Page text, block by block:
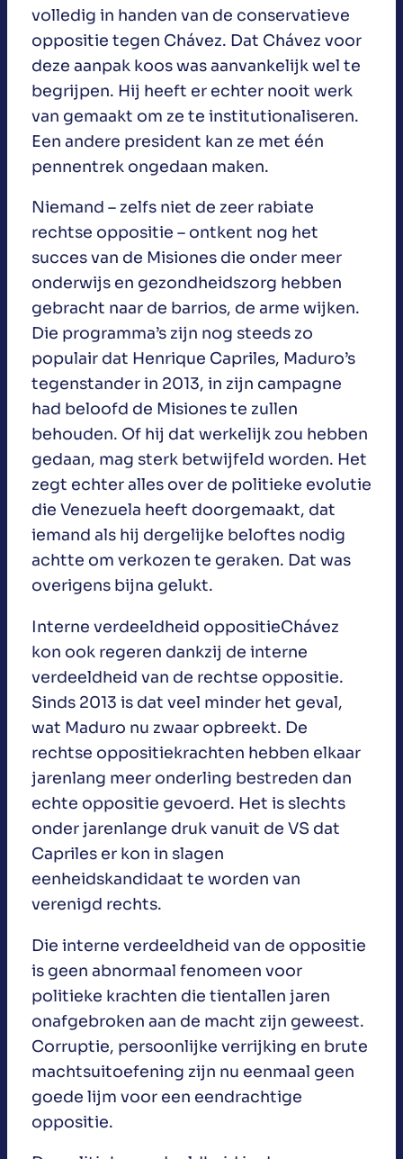
volledig in handen van de conservatieve
oppositie tegen Chávez. Dat Chávez voor
deze aanpak koos was aanvankelijk wel te
begrijpen. Hij heeft er echter nooit werk
van gemaakt om ze te institutionaliseren.
Een andere president kan ze met één
pennentrek ongedaan maken.
Niemand – zelfs niet de zeer rabiate
rechtse oppositie – ontkent nog het
succes van de Misiones die onder meer
onderwijs en gezondheidszorg hebben
gebracht naar de barrios, de arme wijken.
Die programma’s zijn nog steeds zo
populair dat Henrique Capriles, Maduro’s
tegenstander in 2013, in zijn campagne
had beloofd de Misiones te zullen
behouden. Of hij dat werkelijk zou hebben
gedaan, mag sterk betwijfeld worden. Het
zegt echter alles over de politieke evolutie
die Venezuela heeft doorgemaakt, dat
iemand als hij dergelijke beloftes nodig
achtte om verkozen te geraken. Dat was
overigens bijna gelukt.
Interne verdeeldheid oppositieChávez
kon ook regeren dankzij de interne
verdeeldheid van de rechtse oppositie.
Sinds 2013 is dat veel minder het geval,
wat Maduro nu zwaar opbreekt. De
rechtse oppositiekrachten hebben elkaar
jarenlang meer onderling bestreden dan
echte oppositie gevoerd. Het is slechts
onder jarenlange druk vanuit de VS dat
Capriles er kon in slagen
eenheidskandidaat te worden van
verenigd rechts.
Die interne verdeeldheid van de oppositie
is geen abnormaal fenomeen voor
politieke krachten die tientallen jaren
onafgebroken aan de macht zijn geweest.
Corruptie, persoonlijke verrijking en brute
machtsuitoefening zijn nu eenmaal geen
goede lijm voor een eendrachtige
oppositie.